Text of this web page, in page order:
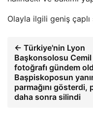
Olayla ilgili geniş çaplı
← Türkiye'nin Lyon
Başkonsolosu Cemil
fotoğrafı gündem
Başpiskoposun
parmağını gösterdi,
daha sonra silindi